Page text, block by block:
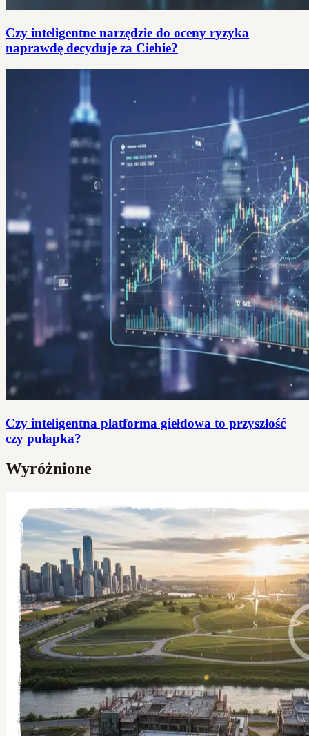
Czy inteligentne narzędzie do oceny ryzyka
naprawdę decyduje za Ciebie?
Czy inteligentna platforma giełdowa to przyszłość
czy pułapka?
Wyróżnione